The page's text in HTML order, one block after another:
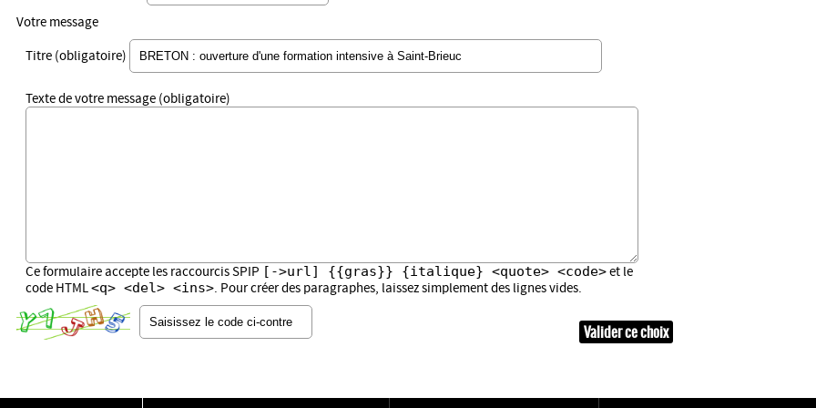
Votre message
Titre (obligatoire)
Texte de votre message (obligatoire)
Ce formulaire accepte les raccourcis SPIP [->url] {{gras}} {italique} <quote> <code>et le
code HTML<q> <del> <ins>. Pour créer des paragraphes, laissez simplement des lignes vides.